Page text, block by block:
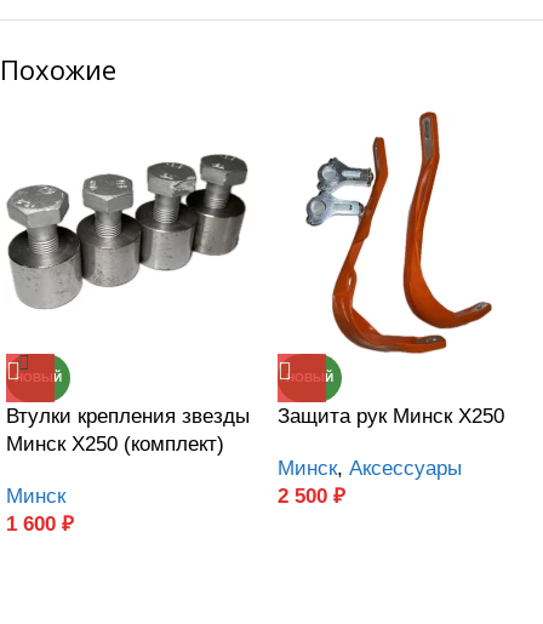
Похожие
НОВЫЙ
Втулки крепления звезды
Минск Х250 (комплект)
Минск
1 600 ₽
НОВЫЙ
Защита рук Минск Х250
Минск, Аксессуары
2 500 ₽